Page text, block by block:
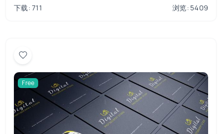
下载: 711 浏览: 5409
Free